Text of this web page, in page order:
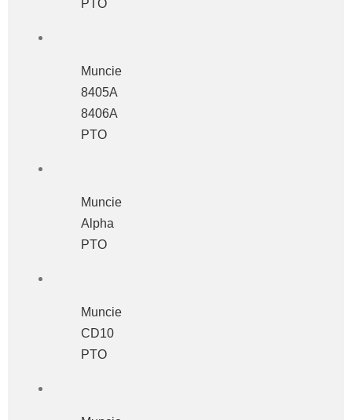
PTO
Muncie
8405A
8406A
PTO
Muncie
Alpha
PTO
Muncie
CD10
PTO